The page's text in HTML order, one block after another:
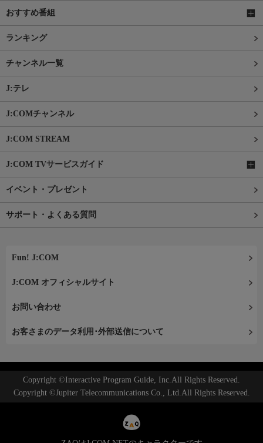
おすすめ番組
ランキング
チャンネル一覧
J:テレ
J:COMチャンネル
J:COM STREAM
J:COM TVサービスガイド
イベント・プレゼント
サポート・よくある質問
Fun! J:COM
J:COM オフィシャルサイト
お問い合わせ
お客さまのデータ利用･外部送信について
Copyright ©Interactive Program Guide, Inc.All Rights Reserved.
Copyright ©Jupiter Telecommunications Co., Ltd.All Rights Reserved.